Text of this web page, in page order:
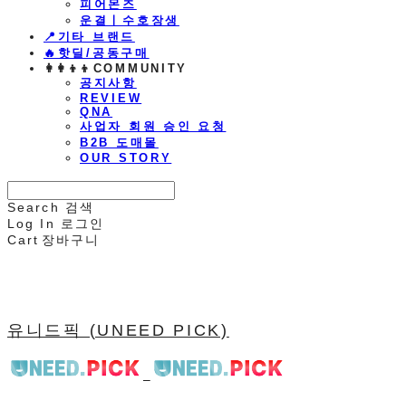
피어몬즈
운결ㅣ수호장생
📍기타 브랜드
🔥핫딜/공동구매
👩‍👩‍👦‍👦COMMUNITY
공지사항
REVIEW
QNA
사업자 회원 승인 요청
B2B 도매몰
OUR STORY
Search
검색
Log In
로그인
Cart 장바구니
유니드픽 (UNEED PICK)